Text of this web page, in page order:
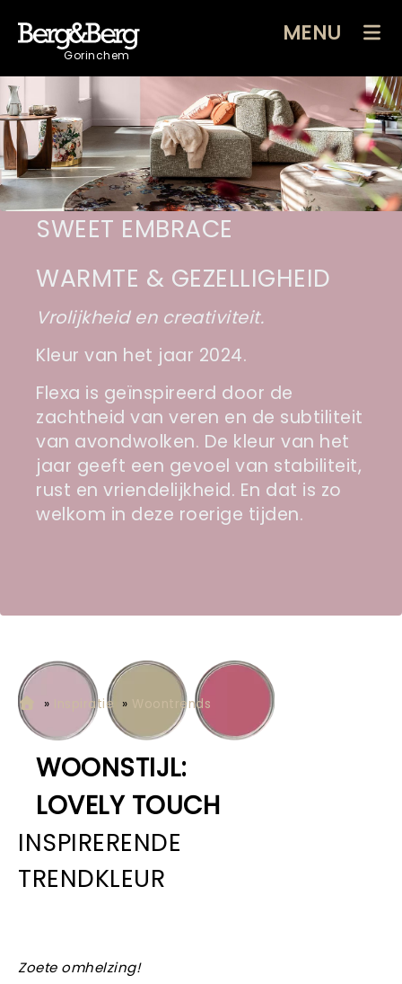
Gorinchem
MENU
» Inspiratie » Woontrends
SWEET EMBRACE
WARMTE & GEZELLIGHEID
Vrolijkheid en creativiteit.
Kleur van het jaar 2024.
Flexa is geïnspireerd door de
zachtheid van veren en de subtiliteit
van avondwolken. De kleur van het
jaar geeft een gevoel van stabiliteit,
rust en vriendelijkheid. En dat is zo
welkom in deze roerige tijden.
WOONSTIJL:
LOVELY TOUCH
INSPIRERENDE
TRENDKLEUR
Zoete omhelzing!